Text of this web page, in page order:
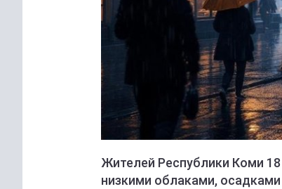
Жителей Республики Коми
низкими облаками,